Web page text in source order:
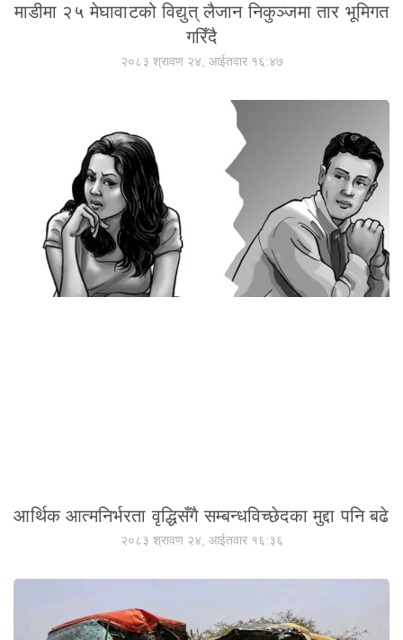
माडीमा २५ मेघावाटको विद्युत् लैजान निकुञ्जमा तार भूमिगत
गरिँदै
२०८३ श्रावण २४, आईतवार १६:४७
आर्थिक आत्मनिर्भरता वृद्धिसँगै सम्बन्धविच्छेदका मुद्दा पनि बढे
२०८३ श्रावण २४, आईतवार १६:३६